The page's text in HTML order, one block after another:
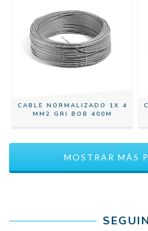
CABLE NORMALIZADO 1X 4
MM2 GRI BOB 400M
MOSTRAR MÁS